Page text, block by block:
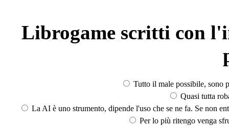
Librogame scritti con
Tutto il male possibile, sono
Quasi tutta
La AI è uno strumento, dipende l'uso che se ne fa. Se non
Per lo più ritengo venga